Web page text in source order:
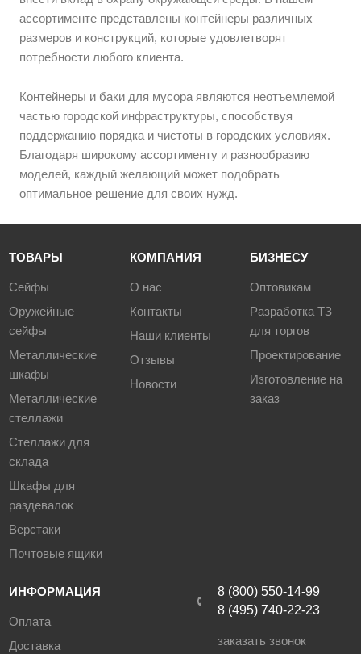
ассортименте представлены контейнеры различных
размеров и конструкций, которые удовлетворят
потребности любого клиента.
Контейнеры и баки для мусора являются неотъемлемой
частью городской инфраструктуры, способствуя
поддержанию порядка и чистоты в городских условиях.
Благодаря широкому ассортименту и разнообразию
моделей, каждый желающий может подобрать
оптимальное решение для своих нужд.
ТОВАРЫ
Сейфы
Оружейные
сейфы
Металлические
шкафы
Металлические
стеллажи
Стеллажи для
склада
Шкафы для
раздевалок
Верстаки
Почтовые ящики
КОМПАНИЯ
О нас
Контакты
Наши клиенты
Отзывы
Новости
БИЗНЕСУ
Оптовикам
Разработка ТЗ
для торгов
Проектирование
Изготовление на
заказ
ИНФОРМАЦИЯ
Оплата
Доставка
8 (800) 550-14-99
8 (495) 740-22-23
заказать звонок